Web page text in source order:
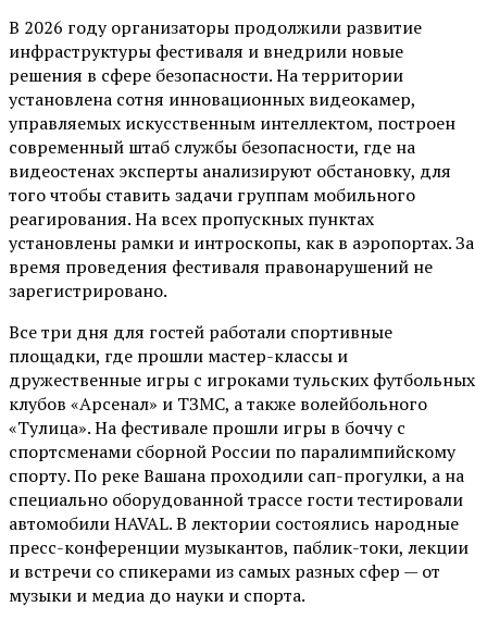
В 2026 году организаторы продолжили развитие
инфраструктуры фестиваля и внедрили новые
решения в сфере безопасности. На территории
установлена сотня инновационных видеокамер,
управляемых искусственным интеллектом, построен
современный штаб службы безопасности, где на
видеостенах эксперты анализируют обстановку, для
того чтобы ставить задачи группам мобильного
реагирования. На всех пропускных пунктах
установлены рамки и интроскопы, как в аэропортах. За
время проведения фестиваля правонарушений не
зарегистрировано.
Все три дня для гостей работали спортивные
площадки, где прошли мастер-классы и
дружественные игры с игроками тульских футбольных
клубов «Арсенал» и ТЗМС, а также волейбольного
«Тулица». На фестивале прошли игры в боччу с
спортсменами сборной России по паралимпийскому
спорту. По реке Вашана проходили сап-прогулки, а на
специально оборудованной трассе гости тестировали
автомобили HAVAL. В лектории состоялись народные
пресс-конференции музыкантов, паблик-токи, лекции
и встречи со спикерами из самых разных сфер — от
музыки и медиа до науки и спорта.